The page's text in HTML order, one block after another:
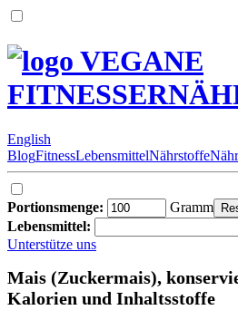
VEGANE
English
BlogFitnessLebensmittelNährstoffe
Portionsmenge:
Gramm
Lebensmittel:
Unterstütze uns
Mais (Zuckermais),
Kalorien und Inhaltsstoffe